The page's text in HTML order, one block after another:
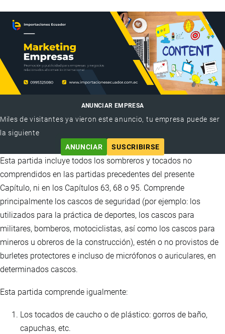
ANUNCIAR EMPRESA
Miles de visitantes ya vieron este anuncio, tu empresa puede ser
la siguiente
ANUNCIAR
SUSCRIBIRSE
Esta partida incluye todos los sombreros y tocados no
comprendidos en las partidas precedentes del presente
Capítulo, ni en los Capítulos 63, 68 o 95. Comprende
principalmente los cascos de seguridad (por ejemplo: los
utilizados para la práctica de deportes, los cascos para
militares, bomberos, motociclistas, así como los cascos para
mineros u obreros de la construcción), estén o no provistos de
burletes protectores e incluso de micrófonos o auriculares, en
determinados cascos.
Esta partida comprende igualmente:
Los tocados de caucho o de plástico: gorros de baño,
capuchas, etc.